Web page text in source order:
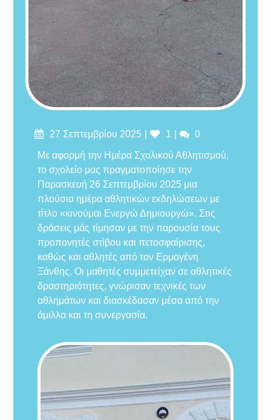
Δημοσιεύτηκε
27 Σεπτεμβρίου 2025 Likes1 Σχόλια
0
Με αφορμή την Ημέρα Σχολικού Αθλητισμού,
το σχολείο μας πραγματοποίησε την
Παρασκευή 26 Σεπτεμβρίου 2025 μια
πλούσια ημέρα αθλητικών εκδηλώσεων με
τίτλο «κινούμαι Ενεργώ Δημιουργώ». Στις
δράσεις μάς τίμησαν με την παρουσία τους
προπονητές στίβου και πετοσφαίρισης,
καθώς και αθλητές από τον Ερμογένη
Ξάνθης. Οι μαθητές συμμετείχαν σε αθλητικές
δραστηριότητες, γνώρισαν τεχνικές των
αθλημάτων και διασκέδασαν μέσα από την
άμιλλα και τη συνεργασία.